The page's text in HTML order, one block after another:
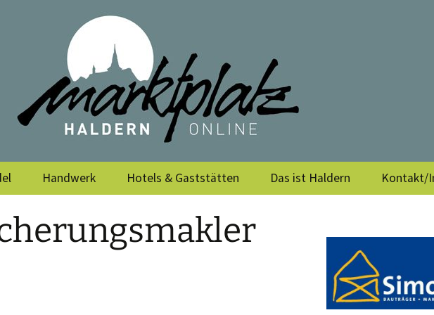
Haldern e.V.
Handwerk Hotels & Gaststätten Das ist Haldern Kontakt/